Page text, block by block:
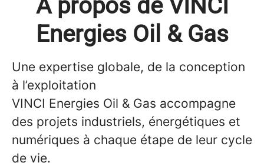
À propos de VINCI
Energies Oil & Gas
Une expertise globale, de la conception
à l’exploitation
VINCI Energies Oil & Gas accompagne
des projets industriels, énergétiques et
numériques à chaque étape de leur cycle
de vie.